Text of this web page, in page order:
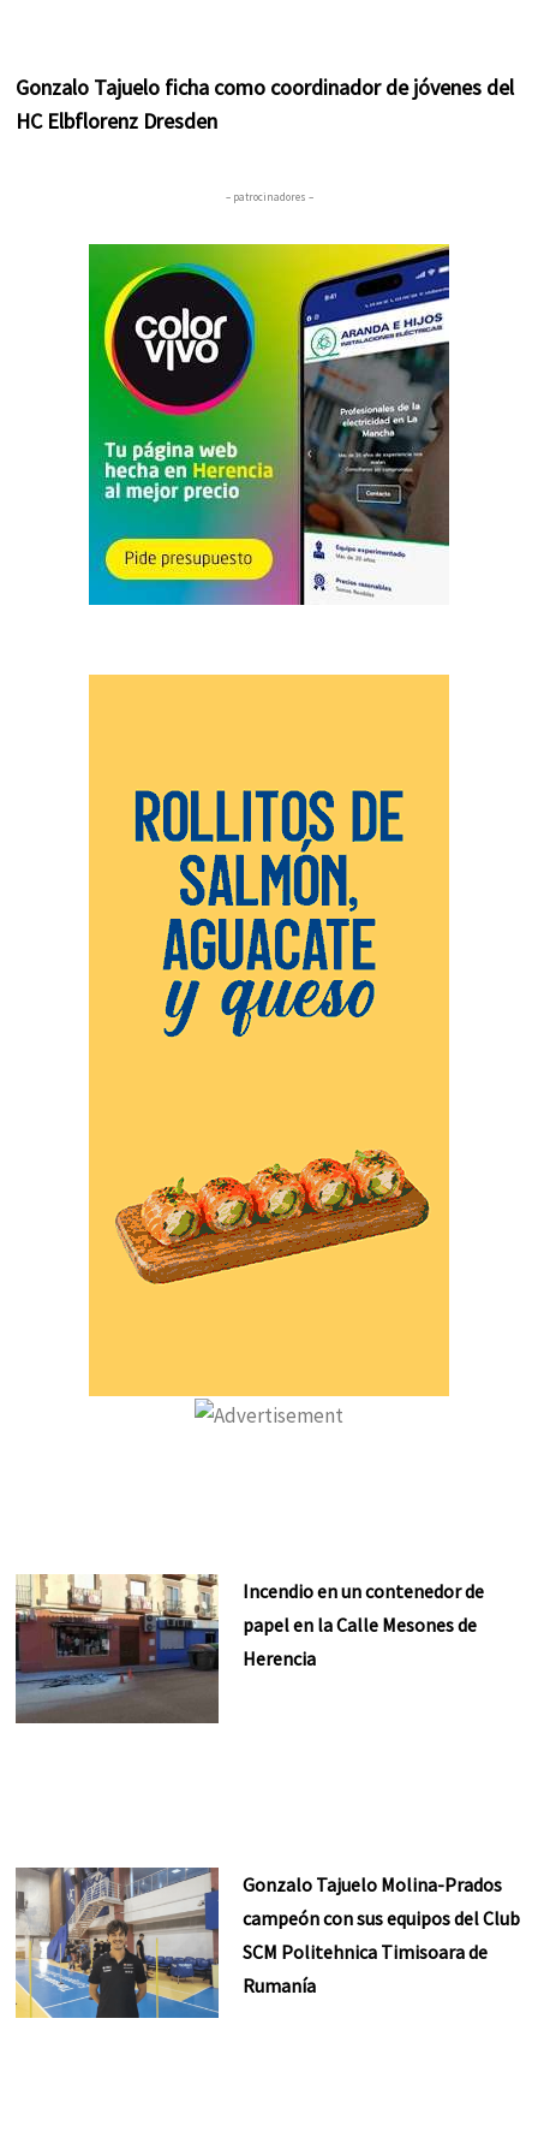
Gonzalo Tajuelo ficha como coordinador de jóvenes del
HC Elbflorenz Dresden
– patrocinadores –
Incendio en un contenedor de
papel en la Calle Mesones de
Herencia
Gonzalo Tajuelo Molina-Prados
campeón con sus equipos del Club
SCM Politehnica Timisoara de
Rumanía